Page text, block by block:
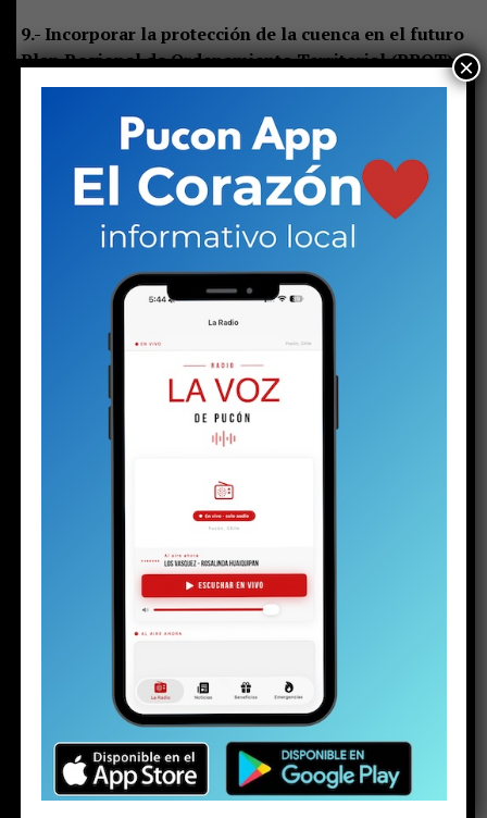
9.- Incorporar la protección de la cuenca en el futuro
Plan Regional de Ordenamiento Territorial (PROT).
Esta es una responsabilidad clave del Gobierno Regional
de La Araucanía.
Los puntos anteriores demuestran que aún queda un
largo camino por recorrer.Sin duda, la toma de razón
por parte de la Contraloría constituye un paso
histórico y muy significativo. Sin embargo, el
correctamente el plan, asegurar los recursos
necesarios y mantener una gobernanza sólida que
permita alcanzar, en el largo plazo, la recuperación
ambiental del lago Villarrica.
Lago y consultor de
www.vigilanteslagos.org
Hazte miembro de nuestro canal de Whatsapp y
recibe las noticias primero)
×